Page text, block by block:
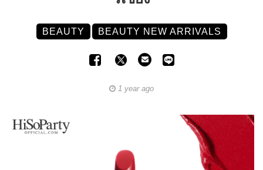
BEAUTY BEAUTY NEW ARRIVALS
1 year ago